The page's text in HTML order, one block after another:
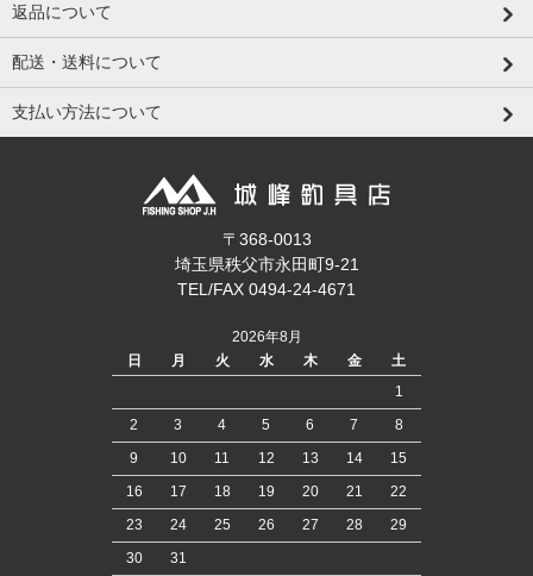
返品について
配送・送料について
支払い方法について
〒368-0013
埼玉県秩父市永田町9-21
TEL/FAX 0494-24-4671
2026年8月
日
月 火 水 木 金
土
1
2
3 4 5 6 7
8
9
10 11 12 13 14
15
16
17 18 19 20 21
22
23
24 25 26 27 28
29
30
31